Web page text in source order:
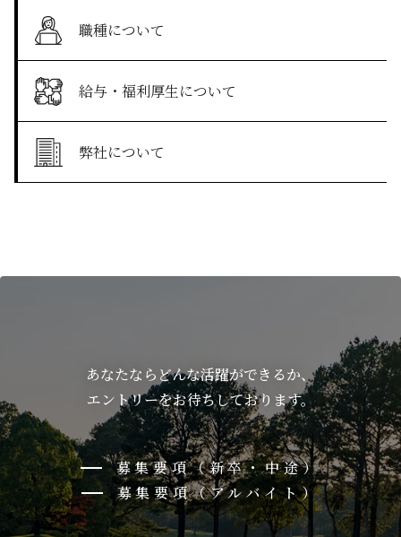
職種について
給与・福利厚生について
弊社について
あなたならどんな活躍ができるか、
エントリーをお待ちしております。
募集要項（新卒・中途）
募集要項（アルバイト）